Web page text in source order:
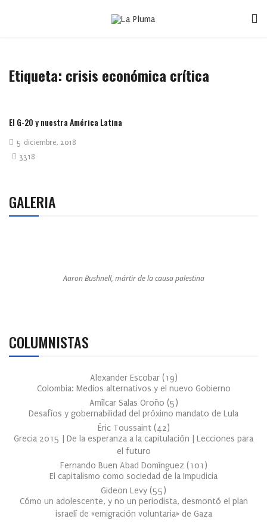
Etiqueta: crisis económica crítica
El G-20 y nuestra América Latina
5 diciembre, 2018
3318
GALERIA
Aaron Bushnell, mártir de la causa palestina
COLUMNISTAS
Alexander Escobar (19)
Colombia: Medios alternativos y el nuevo Gobierno
Amílcar Salas Oroño (5)
Desafíos y gobernabilidad del próximo mandato de Lula
Éric Toussaint (42)
Grecia 2015 | De la esperanza a la capitulación | Lecciones para
el futuro
Fernando Buen Abad Domínguez (101 )
El capitalismo como sociedad de la Impudicia
Gideon Levy (55)
Cómo un adolescente, y no un periodista, desmontó el plan
israelí de «emigración voluntaria» de Gaza